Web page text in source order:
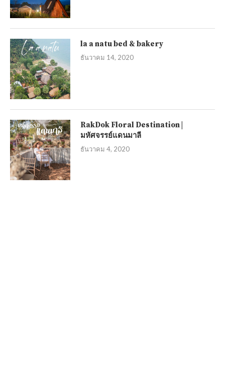
la a natu bed & bakery
ธันวาคม 14, 2020
RakDok Floral Destination |
มหัศจรรย์แดนมาลี
ธันวาคม 4, 2020